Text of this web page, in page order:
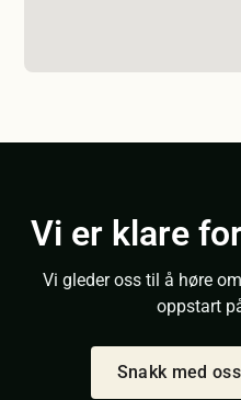
Vi er klare
Vi gleder oss til å høre
oppstart
Snakk med